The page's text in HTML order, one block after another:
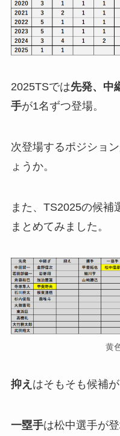
2025TSでは先発、中
手が1名ずつ登場。
次登場するポジショ
ょうか。
また、TS2025の候補
まとめてみました。
黄
抑え はそもそも候補が
一塁手は松中選手が登